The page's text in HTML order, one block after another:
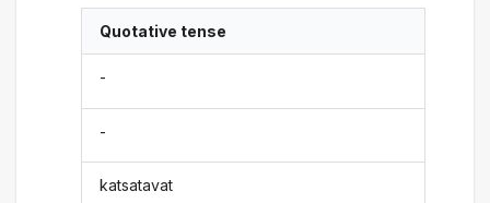
Quotative tense
-
-
katsatavat